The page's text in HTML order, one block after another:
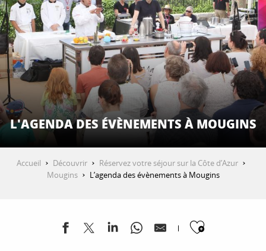
SÉJOURNER
L'AGENDA DES ÉVÈNEMENTS À MOUGINS
Accueil Découvrir
Réservez votre séjour sur la Côte d’Azur
Mougins
L’agenda des évènements à Mougins